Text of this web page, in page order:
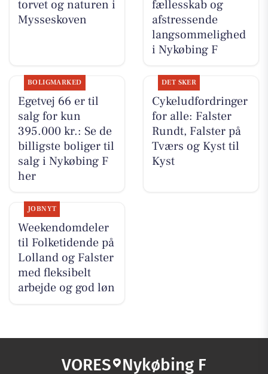
torvet og naturen i
Mysseskoven
fællesskab og
afstressende
langsommelighed
i Nykøbing F
BOLIGMARKED
Egetvej 66 er til
salg for kun
395.000 kr.: Se de
billigste boliger til
salg i Nykøbing F
her
DET SKER
Cykeludfordringer
for alle: Falster
Rundt, Falster på
Tværs og Kyst til
Kyst
JOBNYT
Weekendomdeler
til Folketidende på
Lolland og Falster
med fleksibelt
arbejde og god løn
VORES Nykøbing F